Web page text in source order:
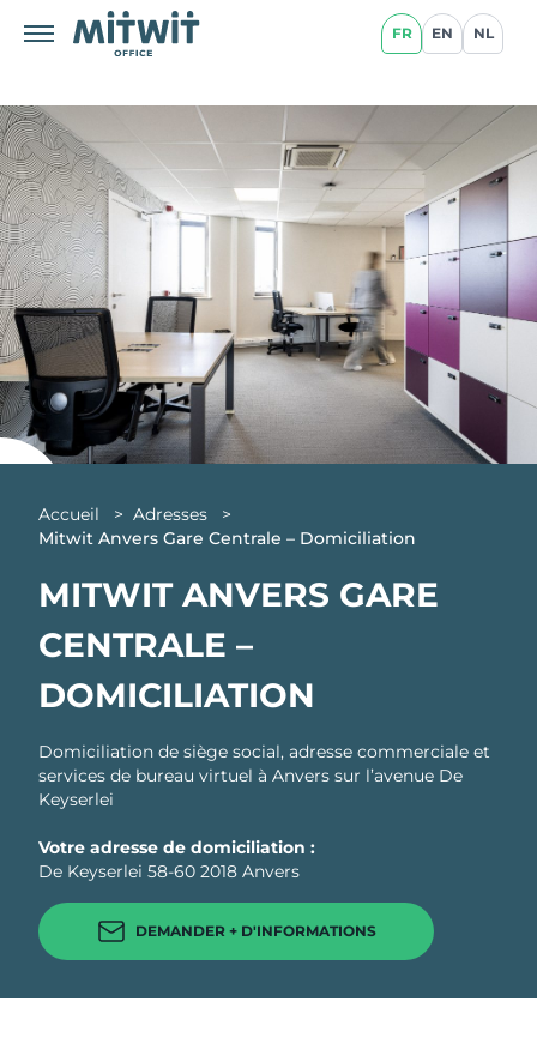
FR EN NL
Accueil > Adresses
>
Mitwit Anvers Gare Centrale – Domiciliation
MITWIT ANVERS GARE
CENTRALE –
DOMICILIATION
Domiciliation de siège social, adresse commerciale et
services de bureau virtuel à Anvers sur l’avenue De
Keyserlei
Votre adresse de domiciliation :
De Keyserlei 58-60 2018 Anvers
DEMANDER + D'INFORMATIONS